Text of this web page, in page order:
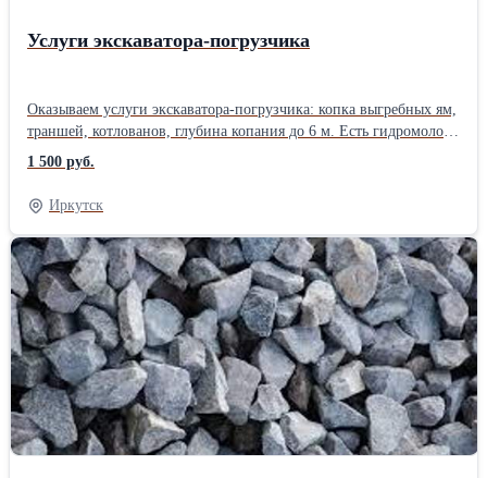
Услуги экскаватора-погрузчика
Оказываем услуги экскаватора-погрузчика: копка выгребных ям,
траншей, котлованов, глубина копания до 6 м. Есть гидромолот.
Выполняем планировки, вывоз грунта, снега. При копке
выгребной ямы можем предложить работы «под ключ» со
своими материалами (кольца, плиты, люки). Опытный
машинист.Производитель: Собственное производство
1 500 руб.
Иркутск